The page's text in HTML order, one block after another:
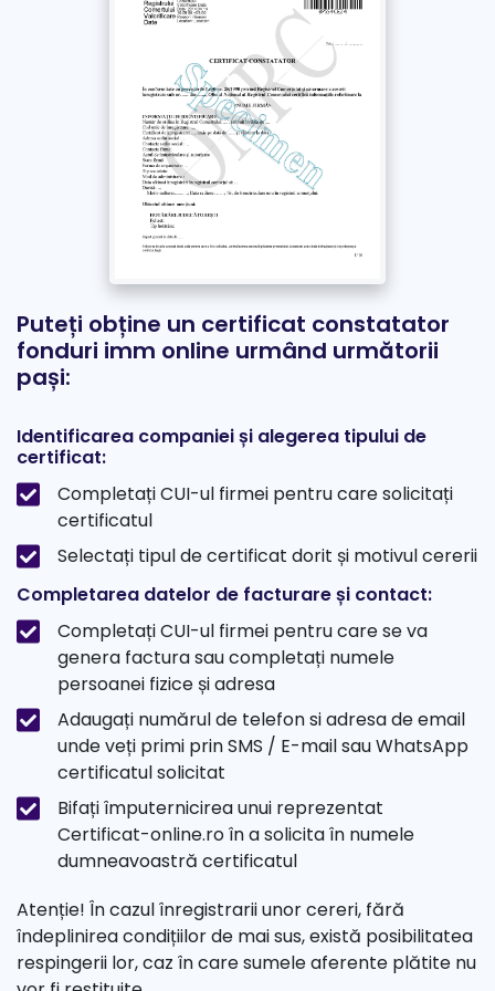
Puteți obține un certificat constatator
fonduri imm online urmând următorii
pași:
Identificarea companiei și alegerea tipului de
certificat:
Completați CUI-ul firmei pentru care solicitați
certificatul
Selectați tipul de certificat dorit și motivul cererii
Completarea datelor de facturare și contact:
Completați CUI-ul firmei pentru care se va
genera factura sau completați numele
persoanei fizice și adresa
Adaugați numărul de telefon si adresa de email
unde veți primi prin SMS / E-mail sau WhatsApp
certificatul solicitat
Bifați împuternicirea unui reprezentat
Certificat-online.ro în a solicita în numele
dumneavoastră certificatul
Atenție! În cazul înregistrarii unor cereri, fără
îndeplinirea condițiilor de mai sus, există posibilitatea
respingerii lor, caz în care sumele aferente plătite nu